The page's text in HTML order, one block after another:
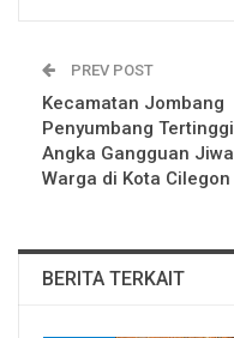
PREV POST
Kecamatan Jombang
Penyumbang Tertinggi
Angka Gangguan Jiwa
Warga di Kota Cilegon
BERITA TERKAIT